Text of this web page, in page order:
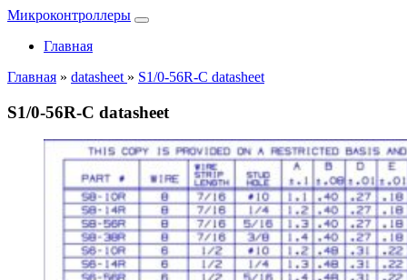
Микроконтроллеры
Главная
Главная » datasheet » S1/0-56R-C datasheet
S1/0-56R-C datasheet